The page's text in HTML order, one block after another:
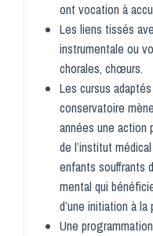
ont vocation à
Les liens tissés
instrumentale ou
chorales, chœurs.
Les cursus
conservatoire
années une action
de l’institut
enfants souffrants
mental qui
d’une initiation à
Une